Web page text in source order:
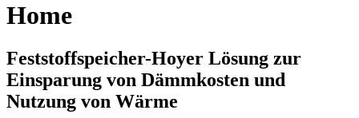
Home
Feststoffspeicher-Hoyer Lösung zur
Einsparung von Dämmkosten und
Nutzung von Wärme